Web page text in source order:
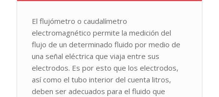
El flujómetro o caudalímetro
electromagnético permite la medición del
flujo de un determinado fluido por medio de
una señal eléctrica que viaja entre sus
electrodos. Es por esto que los electrodos,
así como el tubo interior del cuenta litros,
deben ser adecuados para el fluido que